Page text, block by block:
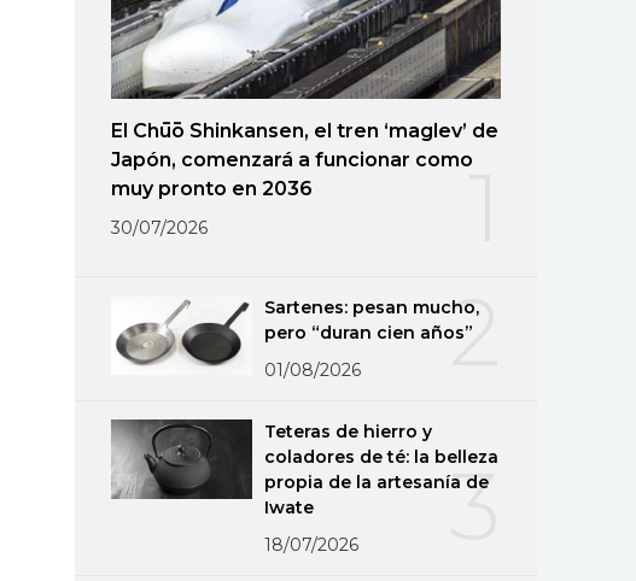
El Chūō Shinkansen, el tren ‘maglev’ de
Japón, comenzará a funcionar como
muy pronto en 2036
30/07/2026
2
Sartenes: pesan mucho,
pero “duran cien años”
01/08/2026
3
Teteras de hierro y
coladores de té: la belleza
propia de la artesanía de
Iwate
18/07/2026